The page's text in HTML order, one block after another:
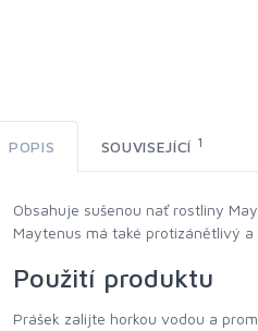
POPIS SOUVISEJÍCÍ 1
Obsahuje sušenou nať rostliny
Maytenus má také protizánětlivý a
Použití produktu
Prášek zalijte horkou vodou a